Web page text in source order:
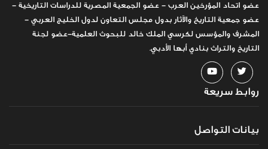
عضو اتحاد المؤرخين العرب - عضو الجمعية المصرية للدراسات التاريخية -
عضو جمعية التاريخ والآثار بدول مجلس التعاون لدول الخليج العربي -
المشرف والمؤسس لكرسي الملك خالد للبحوث العلمية-عضو لجنة
التاريخ والتراث بنادي أبها الأدبي.
روابط سريعة
بيانات التواصل